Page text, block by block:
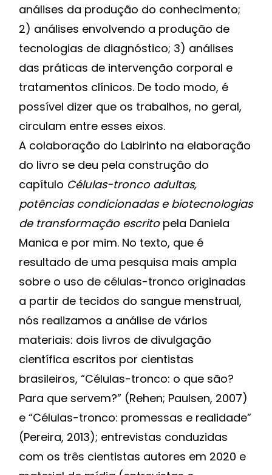
análises da produção do conhecimento;
2) análises envolvendo a produção de
tecnologias de diagnóstico; 3) análises
das práticas de intervenção corporal e
tratamentos clínicos. De todo modo, é
possível dizer que os trabalhos, no geral,
circulam entre esses eixos.
A colaboração do Labirinto na elaboração
do livro se deu pela construção do
capítulo Células-tronco adultas,
potências condicionadas e biotecnologias
de transformação escritopela Daniela
Manica e por mim. No texto, que é
resultado de uma pesquisa mais ampla
sobre o uso de células-tronco originadas
a partir de tecidos do sangue menstrual,
nós realizamos a análise de vários
materiais: dois livros de divulgação
científica escritos por cientistas
brasileiros, “Células-tronco: o que são?
Para que servem?” (Rehen; Paulsen, 2007)
e “Células-tronco: promessas e realidade”
(Pereira, 2013); entrevistas conduzidas
com os três cientistas autores em 2020 e